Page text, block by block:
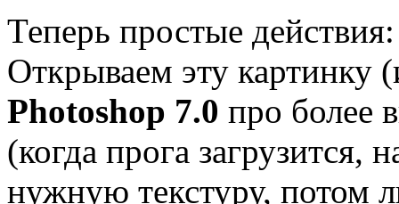
Теперь простые действия:
Открываем эту
Photoshop 7.0 про более
(когда прога загрузится,
нужную текстуру, потом